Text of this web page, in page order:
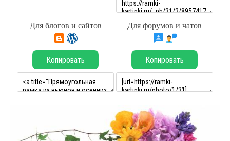
Для блогов и сайтов Для форумов и чатов
Копировать Копировать